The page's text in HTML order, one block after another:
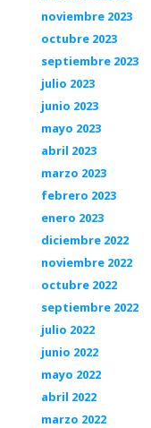
noviembre 2023
octubre 2023
septiembre 2023
julio 2023
junio 2023
mayo 2023
abril 2023
marzo 2023
febrero 2023
enero 2023
diciembre 2022
noviembre 2022
octubre 2022
septiembre 2022
julio 2022
junio 2022
mayo 2022
abril 2022
marzo 2022